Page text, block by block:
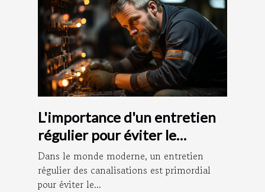
L'importance d'un entretien
régulier pour éviter le
débouchage des canalisations
Dans le monde moderne, un entretien
régulier des canalisations est primordial
pour éviter le...